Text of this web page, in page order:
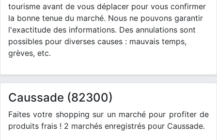
tourisme avant de vous déplacer pour vous confirmer
la bonne tenue du marché. Nous ne pouvons garantir
l'exactitude des informations. Des annulations sont
possibles pour diverses causes : mauvais temps,
grèves, etc.
Caussade (82300)
Faites votre shopping sur un marché pour profiter de
produits frais ! 2 marchés enregistrés pour Caussade.